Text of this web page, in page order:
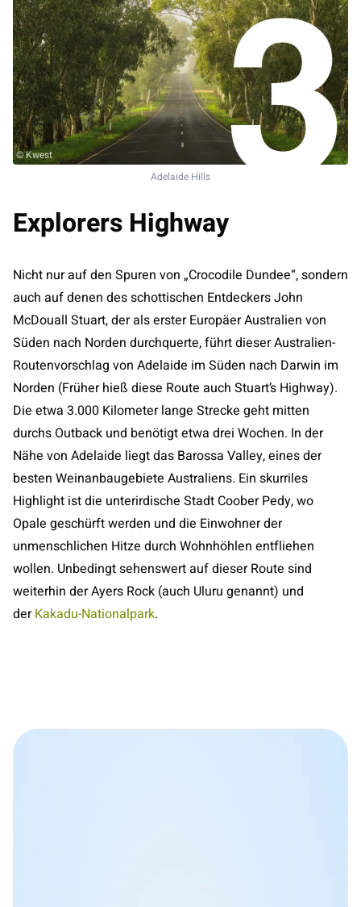
© Kwest
Adelaide Hills
Explorers Highway
Nicht nur auf den Spuren von „Crocodile Dundee“, sondern
auch auf denen des schottischen Entdeckers John
McDouall Stuart, der als erster Europäer Australien von
Süden nach Norden durchquerte, führt dieser Australien-
Routenvorschlag von Adelaide im Süden nach Darwin im
Norden (Früher hieß diese Route auch Stuart’s Highway).
Die etwa 3.000 Kilometer lange Strecke geht mitten
durchs Outback und benötigt etwa drei Wochen. In der
Nähe von Adelaide liegt das Barossa Valley, eines der
besten Weinanbaugebiete Australiens. Ein skurriles
Highlight ist die unterirdische Stadt Coober Pedy, wo
Opale geschürft werden und die Einwohner der
unmenschlichen Hitze durch Wohnhöhlen entfliehen
wollen. Unbedingt sehenswert auf dieser Route sind
weiterhin der Ayers Rock (auch Uluru genannt) und
derKakadu-Nationalpark.